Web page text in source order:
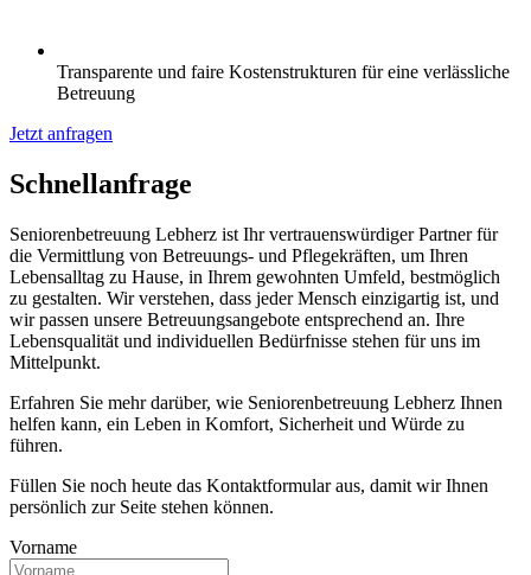
Transparente und faire Kostenstrukturen für eine verlässliche
Betreuung
Jetzt anfragen
Schnell­anfrage
Seniorenbetreuung Lebherz ist Ihr vertrauenswürdiger Partner für
die Vermittlung von Betreuungs- und Pflegekräften, um Ihren
Lebensalltag zu Hause, in Ihrem gewohnten Umfeld, bestmöglich
zu gestalten. Wir verstehen, dass jeder Mensch einzigartig ist, und
wir passen unsere Betreuungsangebote entsprechend an. Ihre
Lebensqualität und individuellen Bedürfnisse stehen für uns im
Mittelpunkt.
Erfahren Sie mehr darüber, wie Seniorenbetreuung Lebherz Ihnen
helfen kann, ein Leben in Komfort, Sicherheit und Würde zu
führen.
Füllen Sie noch heute das Kontaktformular aus, damit wir Ihnen
persönlich zur Seite stehen können.
Vorname